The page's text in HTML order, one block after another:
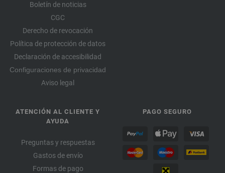
Boletín de noticias
CGC
Derecho de revocación
Política de protección de datos
Declaración de accesibilidad
Configuraciones de privacidad
Aviso legal
ATENCIÓN AL CLIENTE Y
AYUDA
Preguntas y respuestas
Gastos de envío
Formas de pago
PAGO SEGURO